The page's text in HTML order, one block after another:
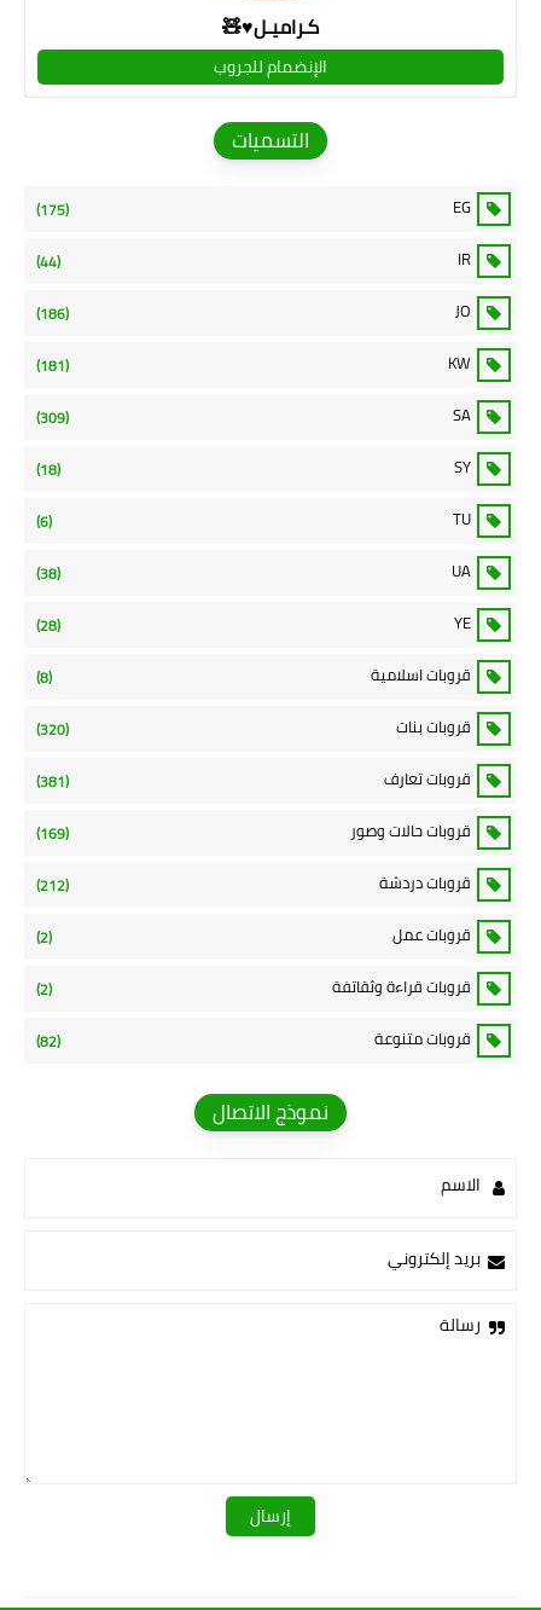
كـراميـل♥🧸
الإنضمام للجروب
التسميات
EG
(175)
IR
(44)
JO
(186)
KW
(181)
SA
(309)
SY
(18)
TU
(6)
UA
(38)
YE
(28)
قروبات اسلامية (8)
قروبات بنات (320)
قروبات تعارف (381)
قروبات حالات وصور (169)
قروبات دردشة (212)
قروبات عمل (2)
قروبات قراءة وثقاتفة (2)
قروبات متنوعة (82)
نموذج الاتصال
الاسم
بريد إلكتروني
رسالة